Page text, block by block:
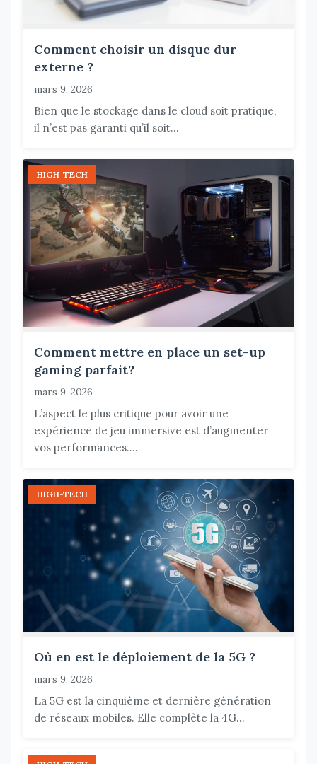
Comment choisir un disque dur
externe ?
mars 9, 2026
Bien que le stockage dans le cloud soit pratique,
il n’est pas garanti qu’il soit...
HIGH-TECH
Comment mettre en place un set-up
gaming parfait?
mars 9, 2026
L’aspect le plus critique pour avoir une
expérience de jeu immersive est d’augmenter
vos performances....
HIGH-TECH
Où en est le déploiement de la 5G ?
mars 9, 2026
La 5G est la cinquième et dernière génération
de réseaux mobiles. Elle complète la 4G...